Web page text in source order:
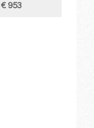
€ 953